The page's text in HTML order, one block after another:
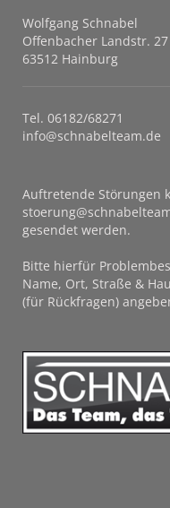
Wolfgang Schnabel
Offenbacher Landstr. 27
63512 Hainburg
Tel. 06182/68271
info@schnabelteam.de
Auftretende Störungen
gesendet werden.
Bitte hierfür
Name, Ort, Straße &
(für Rückfragen)